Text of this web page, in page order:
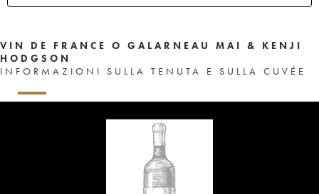
VIN DE FRANCE O GALARNEAU MAI & KENJI
HODGSON
INFORMAZIONI SULLA TENUTA E SULLA CUVÉE